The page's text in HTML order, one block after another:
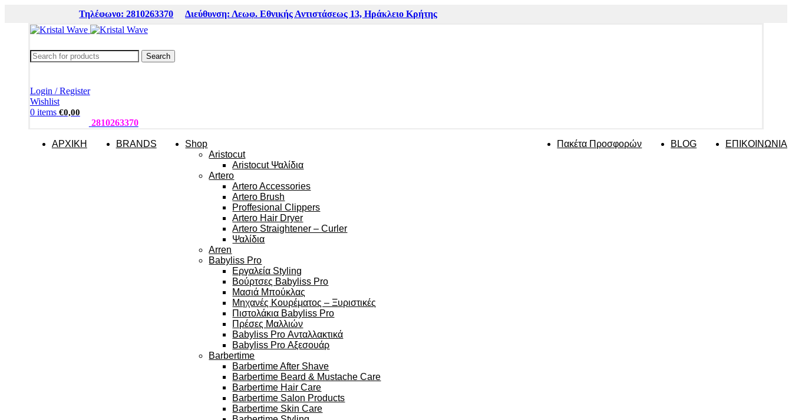
Τηλέφωνο: 2810263370 Διεύθυνση: Λεωφ. Εθνικής Αντιστάσεως 13, Ηράκλειο Κρήτης
Search
Login / Register
Wishlist
0 items €0,00
2810263370
ΑΡΧΙΚΗ BRANDS
Shop
Aristocut
Aristocut Ψαλίδια
Artero
Artero Accessories
Artero Brush
Proffesional Clippers
Artero Hair Dryer
Artero Straightener – Curler
Ψαλίδια
Arren
Babyliss Pro
Εργαλεία Styling
Βούρτσες Babyliss Pro
Μασιά Μπούκλας
Μηχανές Κουρέματος – Ξυριστικές
Πιστολάκια Babyliss Pro
Πρέσες Μαλλιών
Babyliss Pro Ανταλλακτικά
Babyliss Pro Αξεσουάρ
Barbertime
Barbertime After Shave
Barbertime Beard & Mustache Care
Barbertime Hair Care
Barbertime Salon Products
Barbertime Skin Care
Πακέτα Προσφορών BLOG ΕΠΙΚΟΙΝΩΝΙΑ